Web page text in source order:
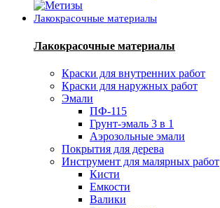
Лакокрасочные материалы
Лакокрасочные материалы
Краски для внутренних работ
Краски для наружных работ
Эмали
ПФ-115
Грунт-эмаль 3 в 1
Аэрозольные эмали
Покрытия для дерева
Инструмент для малярных работ
Кисти
Емкости
Валики